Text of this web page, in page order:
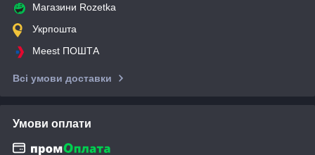
Магазини Rozetka
Укрпошта
Meest ПОШТА
Всі умови доставки
Умови оплати